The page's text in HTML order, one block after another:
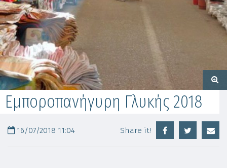
Εμποροπανήγυρη Γλυκής 2018
16/07/2018 11:04 Share it!